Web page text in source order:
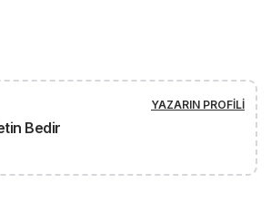
Bedir
YAZARIN PROFILI